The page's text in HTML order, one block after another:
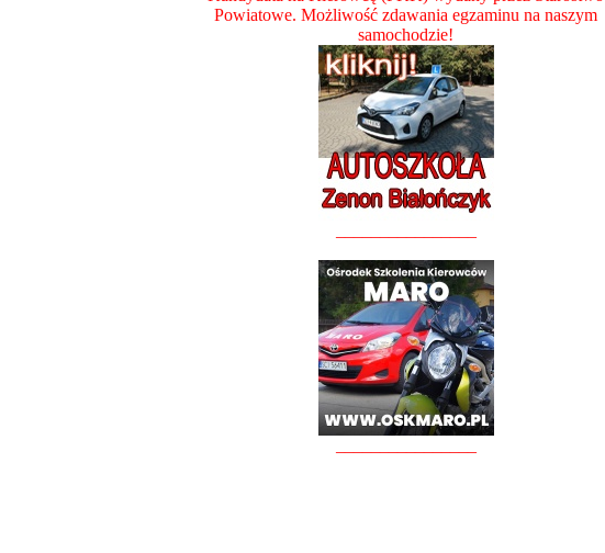
Powiatowe. Możliwość zdawania egzaminu na naszym
samochodzie!